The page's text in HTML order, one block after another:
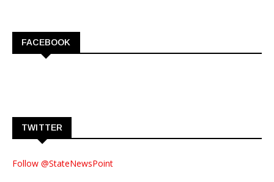
FACEBOOK
TWITTER
Follow @StateNewsPoint